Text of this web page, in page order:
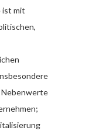
ist mit
Nebenwerte